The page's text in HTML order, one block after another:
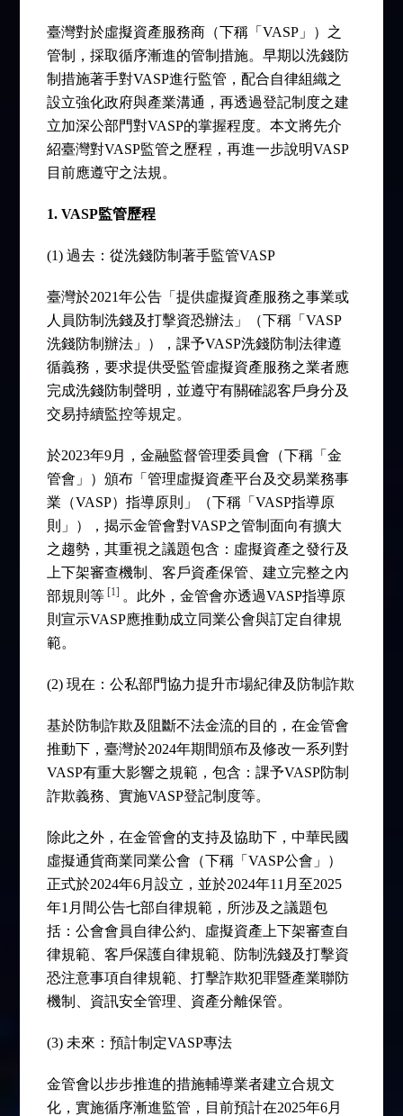
臺灣對於虛擬資產服務商（下稱「VASP」）之
管制，採取循序漸進的管制措施。早期以洗錢防
制措施著手對VASP進行監管，配合自律組織之
設立強化政府與產業溝通，再透過登記制度之建
立加深公部門對VASP的掌握程度。本文將先介
紹臺灣對VASP監管之歷程，再進一步說明VASP
目前應遵守之法規。
1. VASP監管歷程
(1) 過去：從洗錢防制著手監管VASP
臺灣於2021年公告「提供虛擬資產服務之事業或
人員防制洗錢及打擊資恐辦法」（下稱「VASP
洗錢防制辦法」），課予VASP洗錢防制法律遵
循義務，要求提供受監管虛擬資產服務之業者應
完成洗錢防制聲明，並遵守有關確認客戶身分及
交易持續監控等規定。
於2023年9月，金融監督管理委員會（下稱「金
管會」）頒布「管理虛擬資產平台及交易業務事
業（VASP）指導原則」（下稱「VASP指導原
則」），揭示金管會對VASP之管制面向有擴大
之趨勢，其重視之議題包含：虛擬資產之發行及
上下架審查機制、客戶資產保管、建立完整之內
部規則等 [1] 。此外，金管會亦透過VASP指導原
則宣示VASP應推動成立同業公會與訂定自律規
範。
(2) 現在：公私部門協力提升市場紀律及防制詐欺
基於防制詐欺及阻斷不法金流的目的，在金管會
推動下，臺灣於2024年期間頒布及修改一系列對
VASP有重大影響之規範，包含：課予VASP防制
詐欺義務、實施VASP登記制度等。
除此之外，在金管會的支持及協助下，中華民國
虛擬通貨商業同業公會（下稱「VASP公會」）
正式於2024年6月設立，並於2024年11月至2025
年1月間公告七部自律規範，所涉及之議題包
括：公會會員自律公約、虛擬資產上下架審查自
律規範、客戶保護自律規範、防制洗錢及打擊資
恐注意事項自律規範、打擊詐欺犯罪暨產業聯防
機制、資訊安全管理、資產分離保管。
(3) 未來：預計制定VASP專法
金管會以步步推進的措施輔導業者建立合規文
化，實施循序漸進監管，目前預計在2025年6月